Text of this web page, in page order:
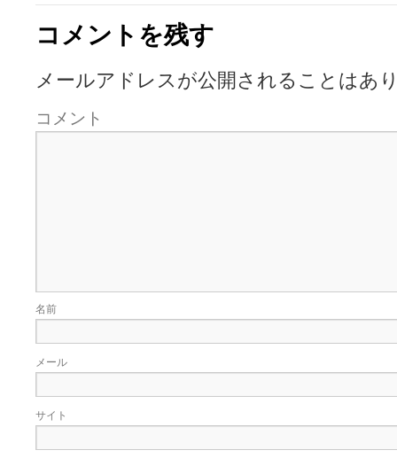
コメントを残す
メールアドレスが公開されることはあ
コメント
名前
メール
サイト